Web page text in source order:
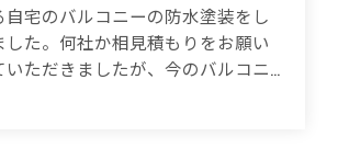
、20年程前から雨漏りに悩まされ
井から雨漏りしてその都度雨漏り
もらいましたがスッキリ直った